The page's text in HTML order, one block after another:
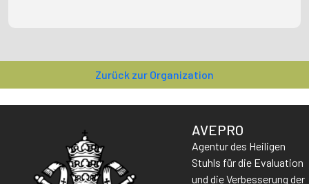
Zurück zur Organization
AVEPRO
Agentur des Heiligen
Stuhls für die Evaluation
und die Verbesserung der